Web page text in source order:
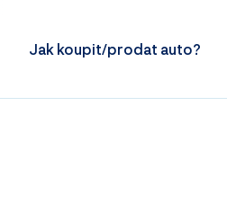
Jak koupit/prodat auto?